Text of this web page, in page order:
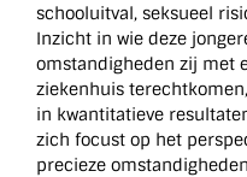
schooluitval, seksueel
Inzicht in wie deze
omstandigheden zij met
ziekenhuis
in kwantitatieve
zich focust op het
precieze